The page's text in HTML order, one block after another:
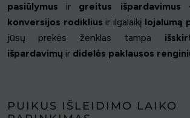
pasiūlymus ir greitus
konversijos rodiklius ir ilgalaikį lojalumą
jūsų prekės ženklas tampa
išpardavimų ir didelės paklausos
PUIKUS IŠLEIDIMO LAIKO